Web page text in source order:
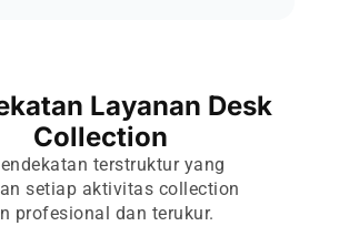
Layanan Desk
Collection
terstruktur yang
setiap aktivitas collection
profesional dan terukur.